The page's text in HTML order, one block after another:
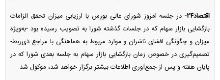
اقتصاد۲۴-
در جلسه امروز شورای عالی بورس با ارزیابی میزان تحقق الزامات
بازگشایی بازار سهام که در جلسات گذشته شورا به تصویب رسیده بود -به‌ویژه
میزان و چگونگی افشای ناشران و موارد مربوط به هماهنگی با مراجع ذی‌ربط-
تصمیم‌گیری در خصوص زمان بازگشایی بازار سهام به جلسه بعدی شورا که در
پایان هفته و پس از جمع‌آوری اطلاعات بیشتر برگزار خواهد شد، موکول شد.